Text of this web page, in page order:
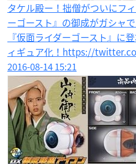
タケル殿ー！拙僧がついにフ
ーゴースト』の御成がガシャ
『仮面ライダーゴースト』に
ィギュア化！https://
2016-08-14 15:21